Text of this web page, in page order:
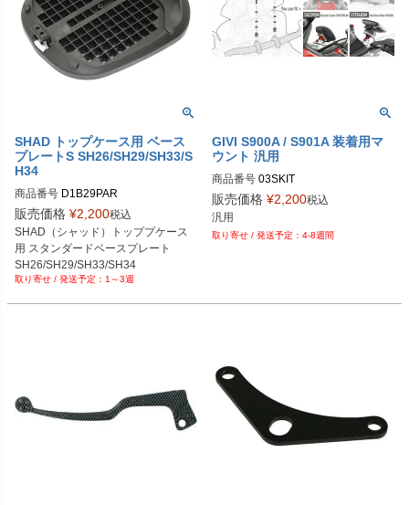
SHAD トップケース用 ベース
プレートS SH26/SH29/SH33/S
H34
商品番号 D1B29PAR
販売価格 ¥2,200税込
SHAD（シャッド）トッププケース
用 スタンダードベースプレート
SH26/SH29/SH33/SH34
1～3週
GIVI S900A / S901A 装着用マ
ウント 汎用
商品番号 03SKIT
販売価格 ¥2,200税込
汎用
4-8週間